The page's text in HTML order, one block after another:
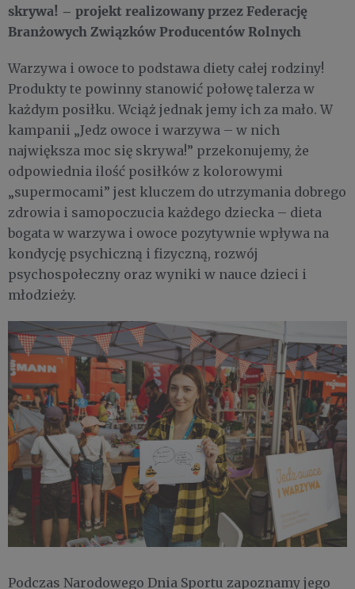
skrywa! – projekt realizowany przez Federację
Branżowych Związków Producentów Rolnych
Warzywa i owoce to podstawa diety całej rodziny!
Produkty te powinny stanowić połowę talerza w
każdym posiłku. Wciąż jednak jemy ich za mało. W
kampanii „Jedz owoce i warzywa – w nich
największa moc się skrywa!” przekonujemy, że
odpowiednia ilość posiłków z kolorowymi
„supermocami” jest kluczem do utrzymania dobrego
zdrowia i samopoczucia każdego dziecka – dieta
bogata w warzywa i owoce pozytywnie wpływa na
kondycję psychiczną i fizyczną, rozwój
psychospołeczny oraz wyniki w nauce dzieci i
młodzieży.
Podczas Narodowego Dnia Sportu zapoznamy jego